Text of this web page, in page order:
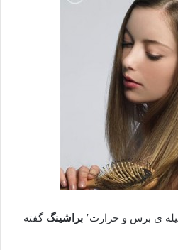
ی برس و حرارت٬ براشینگ گفته